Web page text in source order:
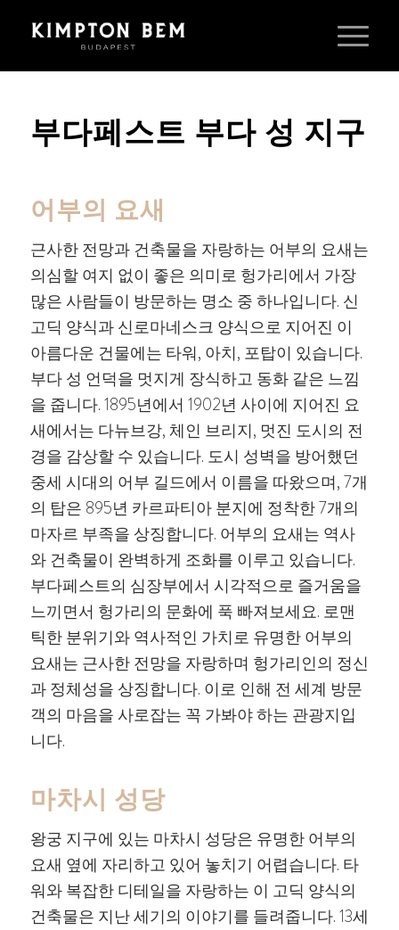
부다페스트 부다 성 지구
어부의 요새
근사한 전망과 건축물을 자랑하는 어부의 요새는
의심할 여지 없이 좋은 의미로 헝가리에서 가장
많은 사람들이 방문하는 명소 중 하나입니다. 신
고딕 양식과 신로마네스크 양식으로 지어진 이
아름다운 건물에는 타워, 아치, 포탑이 있습니다.
부다 성 언덕을 멋지게 장식하고 동화 같은 느낌
을 줍니다. 1895년에서 1902년 사이에 지어진 요
새에서는 다뉴브강, 체인 브리지, 멋진 도시의 전
경을 감상할 수 있습니다. 도시 성벽을 방어했던
중세 시대의 어부 길드에서 이름을 따왔으며, 7개
의 탑은 895년 카르파티아 분지에 정착한 7개의
마자르 부족을 상징합니다. 어부의 요새는 역사
와 건축물이 완벽하게 조화를 이루고 있습니다.
부다페스트의 심장부에서 시각적으로 즐거움을
느끼면서 헝가리의 문화에 푹 빠져보세요. 로맨
틱한 분위기와 역사적인 가치로 유명한 어부의
요새는 근사한 전망을 자랑하며 헝가리인의 정신
과 정체성을 상징합니다. 이로 인해 전 세계 방문
객의 마음을 사로잡는 꼭 가봐야 하는 관광지입
니다.
마차시 성당
왕궁 지구에 있는 마차시 성당은 유명한 어부의
요새 옆에 자리하고 있어 놓치기 어렵습니다. 타
워와 복잡한 디테일을 자랑하는 이 고딕 양식의
건축물은 지난 세기의 이야기를 들려줍니다. 13세